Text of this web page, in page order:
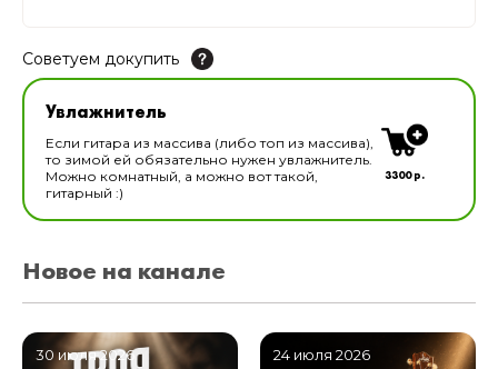
Советуем докупить
Увлажнитель для музыкальных инструментов
В наличии
Увлажнитель
Если гитара из массива (либо топ из массива),
то зимой ей обязательно нужен увлажнитель.
Можно комнатный, а можно вот такой,
гитарный :)
3300 р.
Новое на канале
30 июля 2026 24 июля 2026